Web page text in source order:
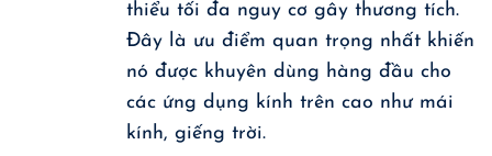
thiểu tối đa nguy cơ gây thương tích.
Đây là ưu điểm quan trọng nhất khiến
nó được khuyên dùng hàng đầu cho
các ứng dụng kính trên cao như mái
kính, giếng trời.